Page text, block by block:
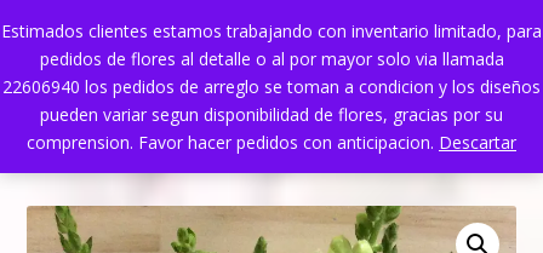
Estimados clientes estamos trabajando con inventario limitado, para
pedidos de flores al detalle o al por mayor solo via llamada
22606940 los pedidos de arreglo se toman a condicion y los diseños
pueden variar segun disponibilidad de flores, gracias por su
comprension. Favor hacer pedidos con anticipacion. Descartar